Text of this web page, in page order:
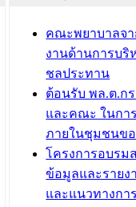
รางวัลผู้อำนวย
แข่งขันทักษะทา
ศึกษาท้องถิ่น ระ
บทความ อื่นๆ ...
คณะพยาบาลจ
งานด้านการบ
ชลประทาน
ต้อนรับ พล.ต.ก
และคณะ ในกา
ภายในชุมชนข
โครงการอบรม
ข้อมูลและรายง
และแนวทางกา